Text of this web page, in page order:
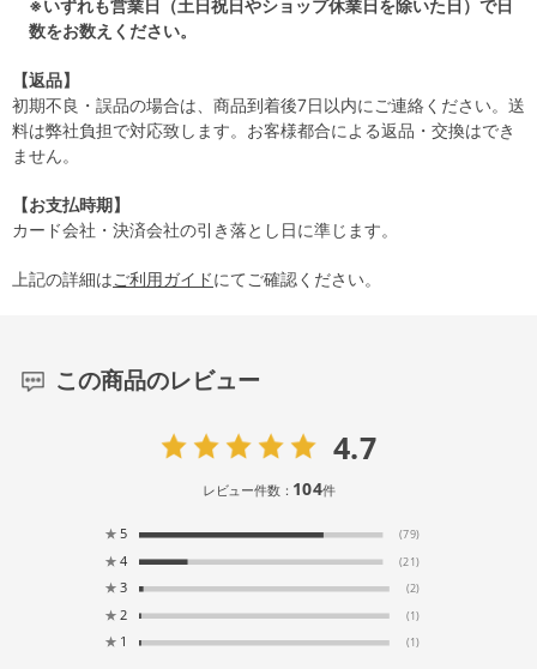
※いずれも営業日（土日祝日やショップ休業日を除いた日）で日
数をお数えください。
【返品】
初期不良・誤品の場合は、商品到着後7日以内にご連絡ください。送
料は弊社負担で対応致します。お客様都合による返品・交換はでき
ません。
【お支払時期】
カード会社・決済会社の引き落とし日に準じます。
上記の詳細はご利用ガイドにてご確認ください。
この商品のレビュー
4.7
レビュー件数： 104件
★ 5 (79)
★ 4 (21)
★ 3 (2)
★ 2 (1)
★ 1 (1)